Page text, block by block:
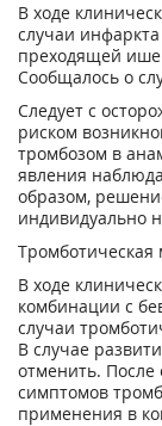
В ходе
случаи
преходящей
Сообщалось о
Следует с
риском
тромбозом в
явления
образом,
индивидуально
Тромботическая
В ходе
комбинации с
случаи
В случае
отменить.
симптомов
применения в